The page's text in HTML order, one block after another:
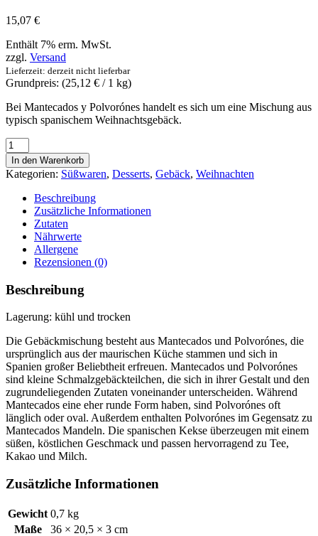
15,07 €
Enthält 7% erm. MwSt.
zzgl. Versand
Lieferzeit: derzeit nicht lieferbar
Grundpreis: (25,12 € / 1 kg)
Bei Mantecados y Polvorónes handelt es sich um eine Mischung aus
typisch spanischem Weihnachtsgebäck.
Mantecados
y
Polvorones
-
Artesano
600g
Schmalzgebäck
Gebäckmischung
Menge
In den Warenkorb
Kategorien: Süßwaren, Desserts, Gebäck, Weihnachten
Beschreibung
Zusätzliche Informationen
Zutaten
Nährwerte
Allergene
Rezensionen (0)
Beschreibung
Lagerung: kühl und trocken
Die Gebäckmischung besteht aus Mantecados und Polvorónes, die
ursprünglich aus der maurischen Küche stammen und sich in
Spanien großer Beliebtheit erfreuen. Mantecados und Polvorónes
sind kleine Schmalzgebäckteilchen, die sich in ihrer Gestalt und den
zugrundeliegenden Zutaten voneinander unterscheiden. Während
Mantecados eine eher runde Form haben, sind Polvorónes oft
länglich oder oval. Außerdem enthalten Polvorónes im Gegensatz zu
Mantecados Mandeln. Die spanischen Kekse überzeugen mit einem
süßen, köstlichen Geschmack und passen hervorragend zu Tee,
Kakao und Milch.
Zusätzliche Informationen
Gewicht 0,7 kg
Maße
36 × 20,5 × 3 cm